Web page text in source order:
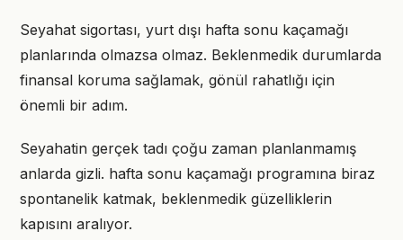
Seyahat sigortası, yurt dışı hafta sonu kaçamağı
planlarında olmazsa olmaz. Beklenmedik durumlarda
finansal koruma sağlamak, gönül rahatlığı için
önemli bir adım.
Seyahatin gerçek tadı çoğu zaman planlanmamış
anlarda gizli. hafta sonu kaçamağı programına biraz
spontanelik katmak, beklenmedik güzelliklerin
kapısını aralıyor.